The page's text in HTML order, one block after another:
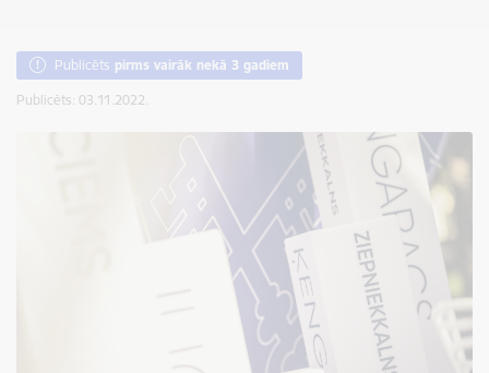
Publicēts pirms vairāk nekā 3 gadiem
Publicēts: 03.11.2022.